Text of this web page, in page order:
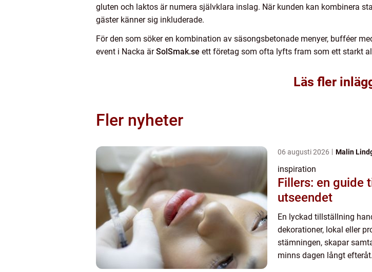
gluten och laktos är numera självklara inslag. När kunden kan kombinera
gäster känner sig inkluderade.
För den som söker en kombination av säsongsbetonade menyer, bufféer
event i Nacka ärSolSmak.se ett företag som ofta lyfts fram som ett starkt
Läs fler
Fler nyheter
06 augusti 2026 Malin
inspiration
Fillers: en guide
utseendet
En lyckad tillställning
dekorationer, lokal eller
stämningen, skapar
minns dagen långt